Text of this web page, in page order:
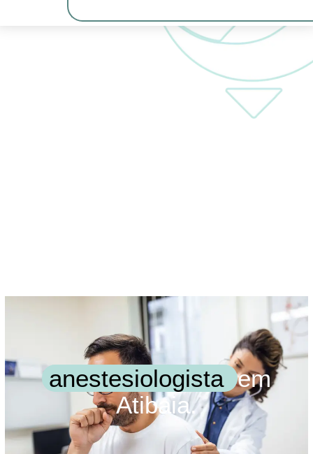
anestesiologista em
Atibaia.